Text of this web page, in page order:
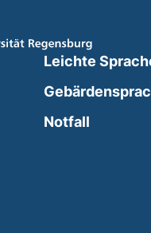
a new window)
Leichte
Notfall